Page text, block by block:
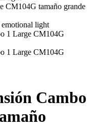
Cambo